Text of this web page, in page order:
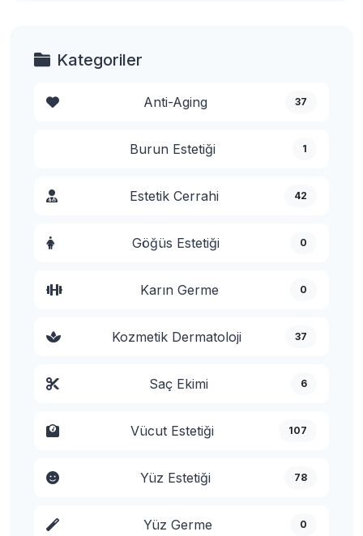
Kategoriler
Anti-Aging 37
Burun Estetiği 1
Estetik Cerrahi 42
Göğüs Estetiği 0
Karın Germe 0
Kozmetik Dermatoloji 37
Saç Ekimi 6
Vücut Estetiği 107
Yüz Estetiği 78
Yüz Germe 0